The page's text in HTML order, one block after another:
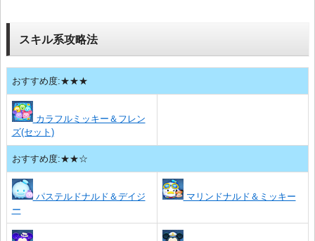
スキル系攻略法
おすすめ度:★★★
カラフルミッキー＆フレン
ズ(セット)
おすすめ度:★★☆
パステルドナルド＆デイジ
ー
マリンドナルド＆ミッキー